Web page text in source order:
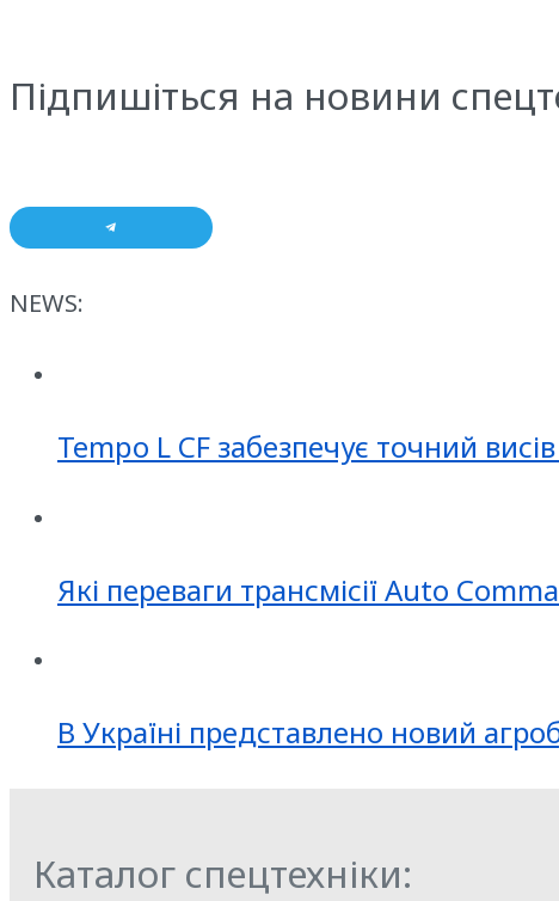
Підпишіться на новини
NEWS:
Tempo L CF забезпечує точний
Які переваги трансмісії Auto
В Україні представлено новий
Каталог спецтехніки: